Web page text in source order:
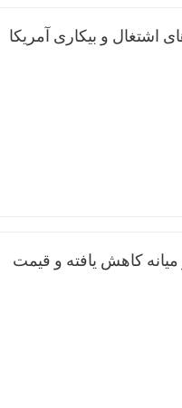
اشتغال و بیکاری آمریکا
میانه کاهش یافته و قیمت